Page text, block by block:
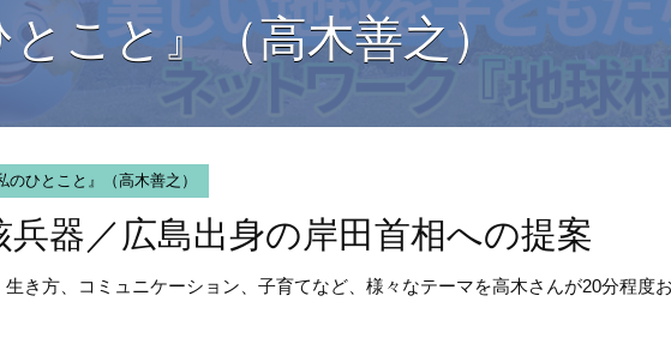
とこと』（高木善之）
のひとこと』（高木善之）
器／広島出身の岸田首相への提案
き方、コミュニケーション、子育てなど、様々なテーマを高木さんが20分程度